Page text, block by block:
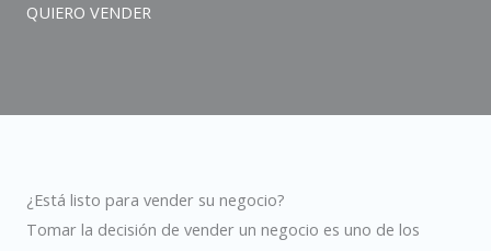
QUIERO VENDER
¿Está listo para vender su negocio?
Tomar la decisión de vender un negocio es uno de los